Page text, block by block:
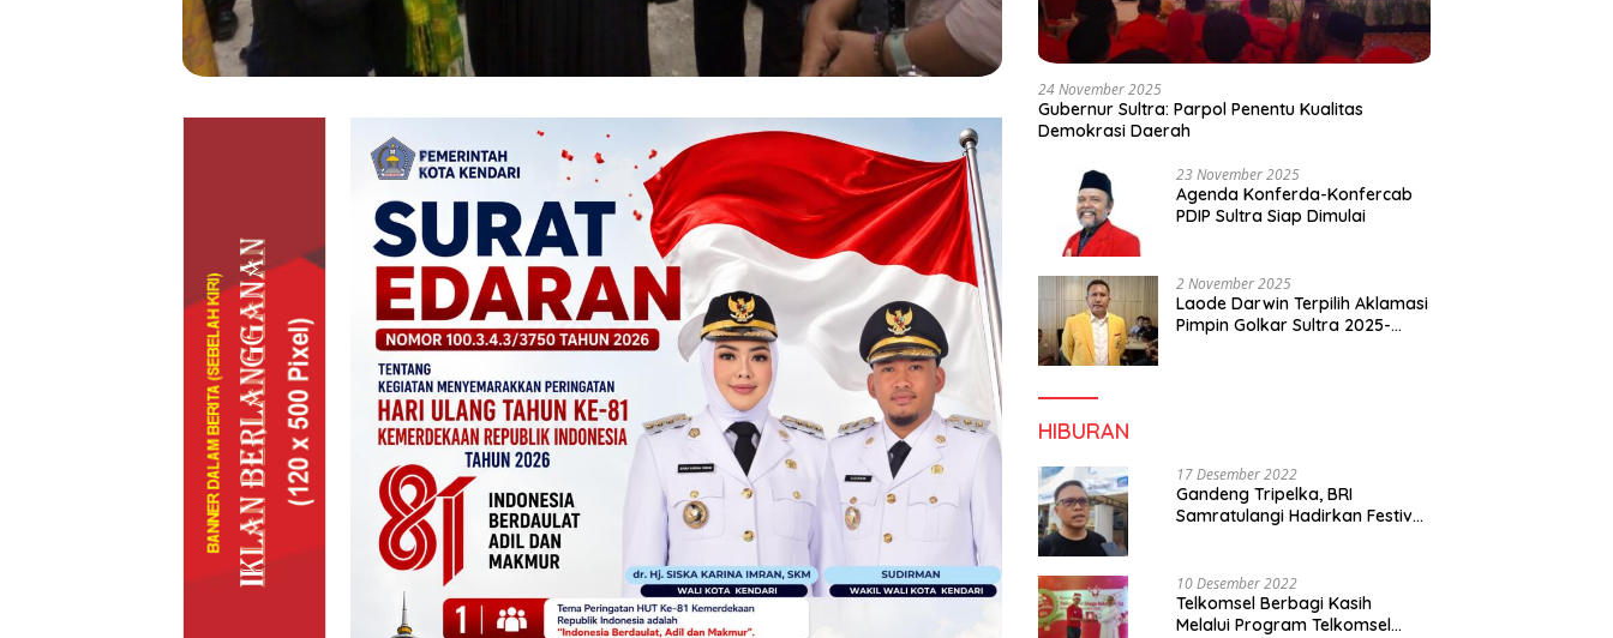
24 November 2025
Gubernur Sultra: Parpol Penentu Kualitas
Demokrasi Daerah
23 November 2025
Agenda Konferda-Konfercab
PDIP Sultra Siap Dimulai
2 November 2025
Laode Darwin Terpilih Aklamasi
Pimpin Golkar Sultra 2025-
HIBURAN
17 Desember 2022
Gandeng Tripelka, BRI
Samratulangi Hadirkan Festival
10 Desember 2022
Telkomsel Berbagi Kasih
Melalui Program Telkomsel